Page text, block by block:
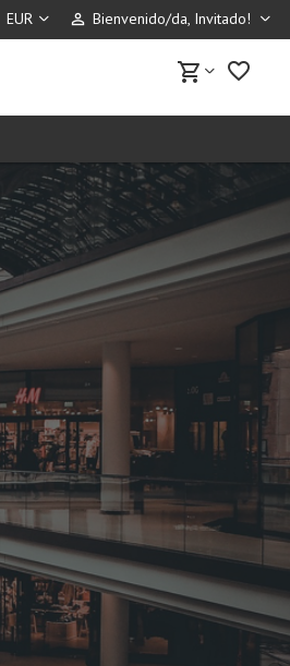
perm_identity Bienvenido/da, Invitado!
shopping_cart favorite_border